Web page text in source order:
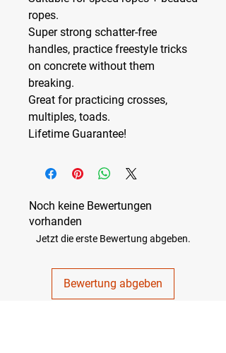
ropes.
Super strong schatter-free
handles, practice freestyle tricks
on concrete without them
breaking.
Great for practicing crosses,
multiples, toads.
Lifetime Guarantee!
Noch keine Bewertungen
vorhanden
Jetzt die erste Bewertung abgeben.
Bewertung abgeben